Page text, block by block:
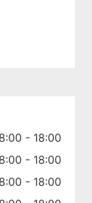
- 18:00
- 18:00
- 18:00